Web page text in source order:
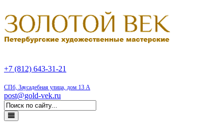
+7 (812) 643-31-21
СПб, Заусадебная улица, дом 13 А
post@gold-vek.ru